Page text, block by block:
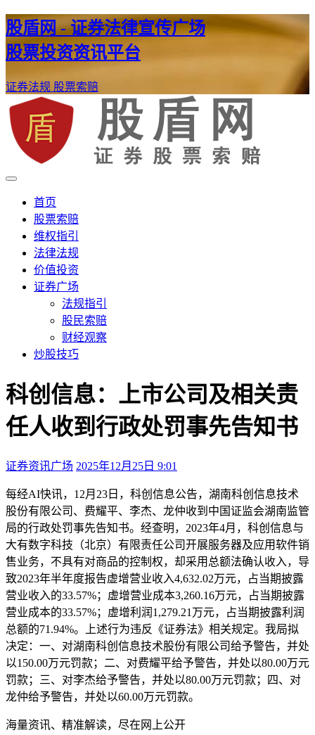
股盾网 - 证券法律宣传广场
股票投资资讯平台
证券法规 股票索赔
股盾网
证券股票维权网
首页
股票索赔
维权指引
法律法规
价值投资
证券广场
法规指引
股民索赔
财经观察
炒股技巧
科创信息：上市公司及相关责
任人收到行政处罚事先告知书
证券资讯广场 2025年12月25日 9:01
每经AI快讯，12月23日， 科创信息公告，湖南科创信息技术
股份有限公司、费耀平、李杰、龙仲收到中国证监会湖南监管
局的行政处罚事先告知书。经查明，2023年4月，科创信息与
大有数字科技（北京）有限责任公司开展服务器及应用软件销
售业务，不具有对商品的控制权，却采用总额法确认收入，导
致2023年半年度报告虚增营业收入4,632.02万元，占当期披露
营业收入的33.57%；虚增营业成本3,260.16万元，占当期披露
营业成本的33.57%；虚增利润1,279.21万元，占当期披露利润
总额的71.94%。上述行为违反《证券法》相关规定。我局拟
决定：一、对湖南科创信息技术股份有限公司给予警告，并处
以150.00万元罚款；二、对费耀平给予警告，并处以80.00万元
罚款；三、对李杰给予警告，并处以80.00万元罚款；四、对
龙仲给予警告，并处以60.00万元罚款。
海量资讯、精准解读，尽在 网上公开